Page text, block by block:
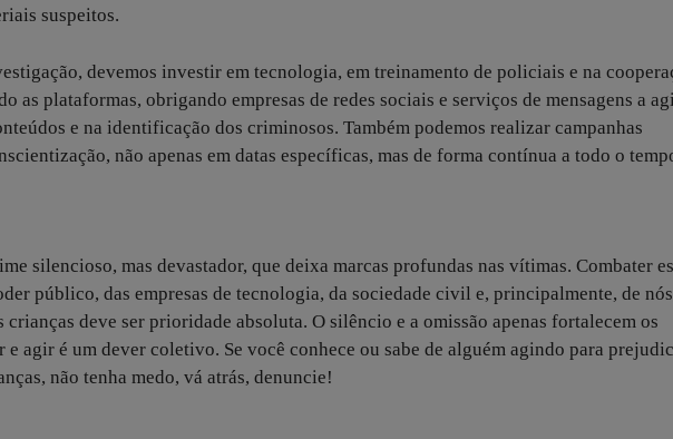
suspeitos.
devemos investir em tecnologia, em treinamento de policiais e na
as plataformas, obrigando empresas de redes sociais e serviços de mensagens a
e na identificação dos criminosos. Também podemos realizar campanhas
não apenas em datas específicas, mas de forma contínua a todo o
silencioso, mas devastador, que deixa marcas profundas nas vítimas. Combater
público, das empresas de tecnologia, da sociedade civil e, principalmente, de
crianças deve ser prioridade absoluta. O silêncio e a omissão apenas fortalecem os
agir é um dever coletivo. Se você conhece ou sabe de alguém agindo para
não tenha medo, vá atrás, denuncie!